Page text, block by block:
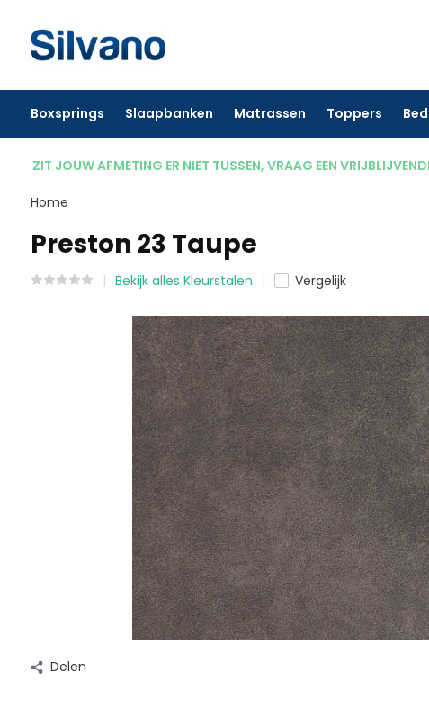
Boxsprings Slaapbanken Matrassen Toppers
ZIT JOUW AFMETING ER NIET TUSSEN, VRAAG EEN
Home
Preston 23 Taupe
Bekijk alles Kleurstalen Vergelijk
Delen